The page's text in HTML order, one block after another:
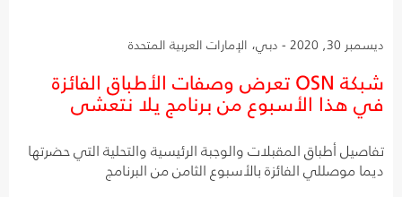
ديسمبر 30, 2020 - دبي، الإمارات العربية المتحدة
شبكة OSN تعرض وصفات الأطباق الفائزة
في هذا الأسبوع من برنامج يلا نتعشى
تفاصيل أطباق المقبلات والوجبة الرئيسية والتحلية التي حضرتها
ديما موصللي الفائزة بالأسبوع الثامن من البرنامج